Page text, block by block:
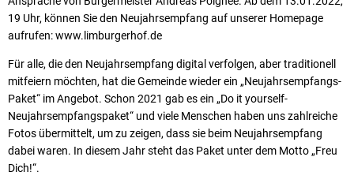
19 Uhr, können Sie den Neujahrsempfang auf unserer Homepage
aufrufen: www.limburgerhof.de
Für alle, die den Neujahrsempfang digital verfolgen, aber traditionell
mitfeiern möchten, hat die Gemeinde wieder ein „Neujahrsempfangs-
Paket“ im Angebot. Schon 2021 gab es ein „Do it yourself-
Neujahrsempfangspaket“ und viele Menschen haben uns zahlreiche
Fotos übermittelt, um zu zeigen, dass sie beim Neujahrsempfang
dabei waren. In diesem Jahr steht das Paket unter dem Motto „Freu
Dich!“.